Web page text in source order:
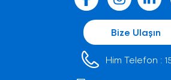
Bize Ulaşın
Him Telefon :